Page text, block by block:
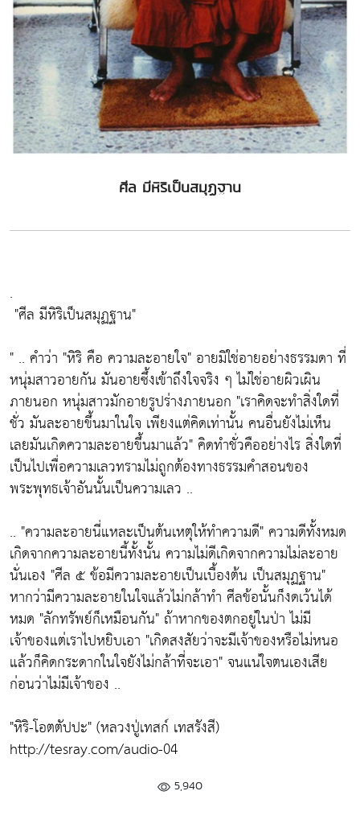
ศีล มีหิริเป็นสมุฏฐาน
.
"ศีล มีหิริเป็นสมุฏฐาน"
" .. คำว่า "หิริ คือ ความละอายใจ"อายมิใช่อายอย่างธรรมดา ที่
หนุ่มสาวอายกัน มันอายซึ้งเข้าถึงใจจริง ๆ ไม่ใช่อายผิวเผิน
ภายนอก หนุ่มสาวมักอายรูปร่างภายนอก "เราคิดจะทำสิ่งใดที่
ชั่ว มันละอายขึ้นมาในใจ เพียงแต่คิดเท่านั้น คนอื่นยังไม่เห็น
เลยมันเกิดความละอายขึ้นมาแล้ว"คิดทำชั่วคืออย่างไร สิ่งใดที่
เป็นไปเพื่อความเลวทรามไม่ถูกต้องทางธรรมคำสอนของ
พระพุทธเจ้าอันนั้นเป็นความเลว ..
.. "ความละอายนี่แหละเป็นต้นเหตุให้ทำความดี"ความดีทั้งหมด
เกิดจากความละอายนี้ทั้งนั้น ความไม่ดีเกิดจากความไม่ละอาย
นั่นเอง "ศีล ๕ ข้อมีความละอายเป็นเบื้องต้น เป็นสมุฏฐาน"
หากว่ามีความละอายในใจแล้วไม่กล้าทำ ศีลข้อนั้นก็งดเว้นได้
หมด "ลักทรัพย์ก็เหมือนกัน"ถ้าหากของตกอยู่ในป่า ไม่มี
เจ้าของแต่เราไปหยิบเอา "เกิดสงสัยว่าจะมีเจ้าของหรือไม่หนอ
แล้วก็คิดกระดากในใจยังไม่กล้าที่จะเอา"จนแน่ใจตนเองเสีย
ก่อนว่าไม่มีเจ้าของ ..
"หิริ-โอตตัปปะ" (หลวงปู่เทสก์ เทสรังสี)
http://tesray.com/audio-04
5,940